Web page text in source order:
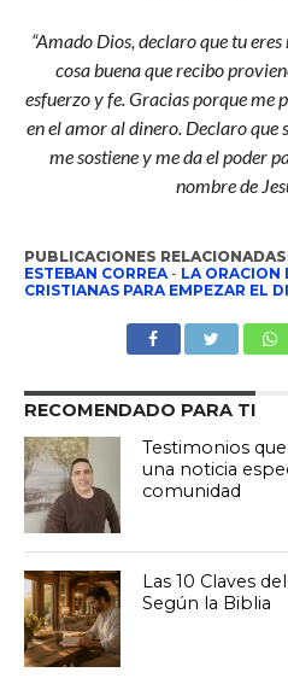
“Amado Dios, declaro que tu
cosa buena que recibo
esfuerzo y fe. Gracias porque me
en el amor al dinero. Declaro que
me sostiene y me da el poder
nombre de
PUBLICACIONES
ESTEBAN CORREA- LA ORACION
CRISTIANAS PARA EMPEZAR EL
RECOMENDADO PARA TI
Testimonios
una noticia
comunidad
Las 10 Claves
Según la Biblia